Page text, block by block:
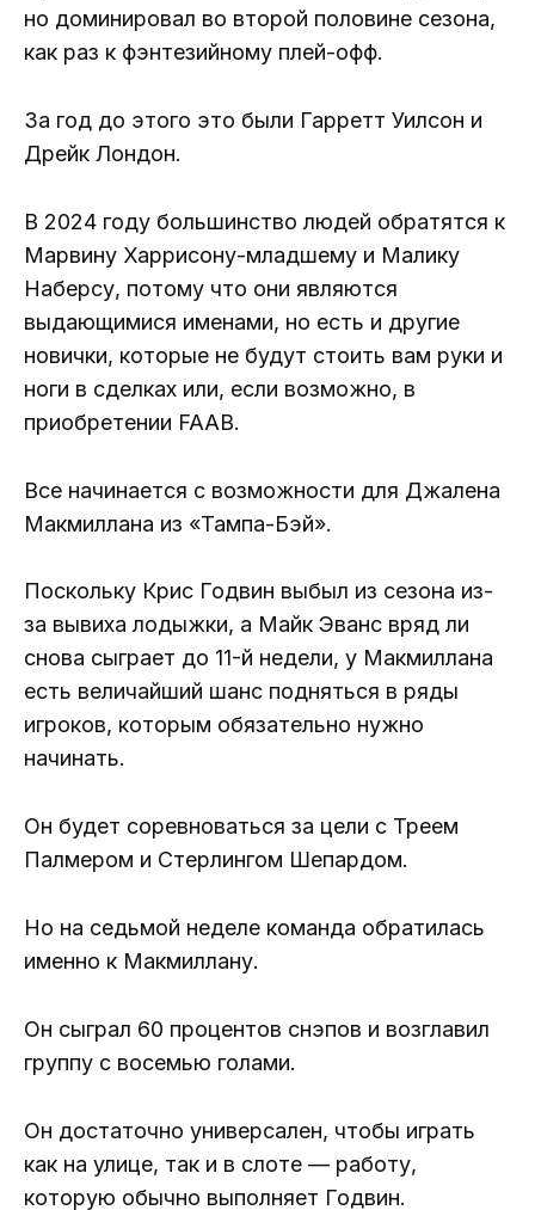
но доминировал во второй половине сезона,
как раз к фэнтезийному плей-офф.
За год до этого это были Гарретт Уилсон и
Дрейк Лондон.
В 2024 году большинство людей обратятся к
Марвину Харрисону-младшему и Малику
Наберсу, потому что они являются
выдающимися именами, но есть и другие
новички, которые не будут стоить вам руки и
ноги в сделках или, если возможно, в
приобретении FAAB.
Все начинается с возможности для Джалена
Макмиллана из «Тампа-Бэй».
Поскольку Крис Годвин выбыл из сезона из-
за вывиха лодыжки, а Майк Эванс вряд ли
снова сыграет до 11-й недели, у Макмиллана
есть величайший шанс подняться в ряды
игроков, которым обязательно нужно
начинать.
Он будет соревноваться за цели с Треем
Палмером и Стерлингом Шепардом.
Но на седьмой неделе команда обратилась
именно к Макмиллану.
Он сыграл 60 процентов снэпов и возглавил
группу с восемью голами.
Он достаточно универсален, чтобы играть
как на улице, так и в слоте — работу,
которую обычно выполняет Годвин.